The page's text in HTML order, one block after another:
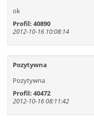
ok
Profil: 40890
2012-10-16 10:08:14
Pozytywna
Pozytywna
Profil: 40472
2012-10-16 08:11:42